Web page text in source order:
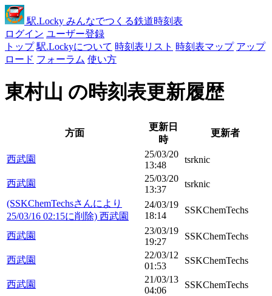
駅.Locky みんなでつくる鉄道時刻表
ログイン ユーザー登録
トップ 駅.Lockyについて 時刻表リスト 時刻表マップ アップ
ロード フォーラム 使い方
東村山 の時刻表更新履歴
方面
更新日
時
更新者
西武園
25/03/20
13:48
tsrknic
西武園
25/03/20
13:37
tsrknic
(SSKChemTechsさんにより
25/03/16 02:15に削除) 西武園
24/03/19
18:14
SSKChemTechs
西武園
23/03/19
19:27
SSKChemTechs
西武園
22/03/12
01:53
SSKChemTechs
西武園
21/03/13
04:06
SSKChemTechs